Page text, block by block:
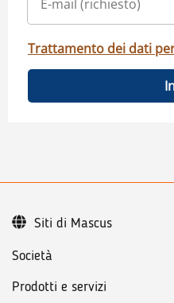
Trattamento dei dati
Società
Prodotti e servizi
Siti di Mascus